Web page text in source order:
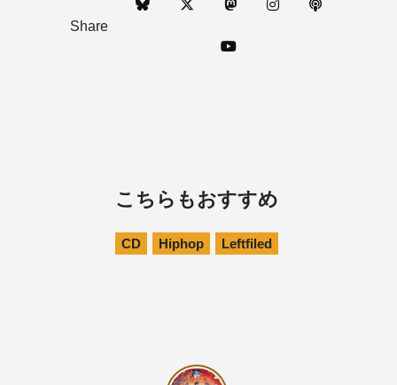
Share
こちらもおすすめ
CD Hiphop Leftfiled